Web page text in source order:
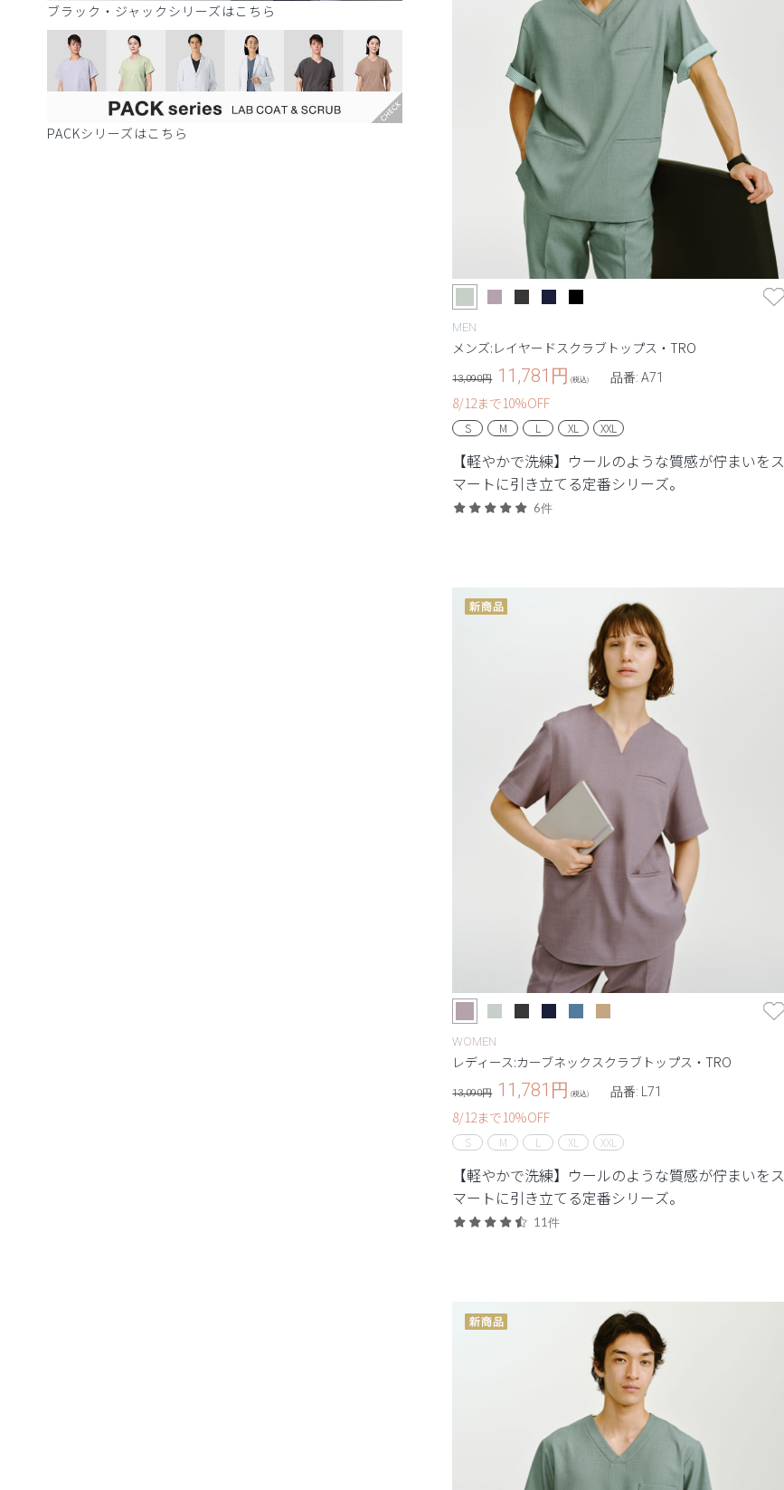
ブラック・ジャックシリーズはこちら
PACKシリーズはこちら
MEN
メンズ:レイヤードスクラブトップス・TRO
13,090円 11,781 円 (税込) 品番: A71
8/12まで10%OFF
S M L XL XXL
【軽やかで洗練】ウールのような質感が佇まいをス
マートに引き立てる定番シリーズ。
6件
WOMEN
レディース:カーブネックスクラブトップス・TRO
13,090円 11,781 円 (税込) 品番: L71
8/12まで10%OFF
S M L XL XXL
【軽やかで洗練】ウールのような質感が佇まいをス
マートに引き立てる定番シリーズ。
11件